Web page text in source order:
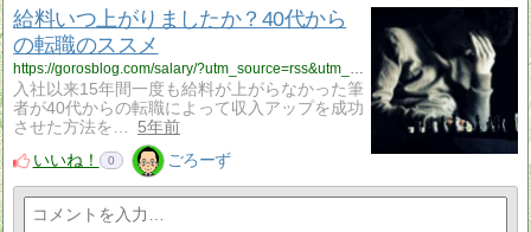
給料いつ上がりましたか？40代から
の転職のススメ
入社以来15年間一度も給料が上がらなかった筆
者が40代からの転職によって収入アップを成功
させた方法を…
5年前
いいね！
0 ごろーず